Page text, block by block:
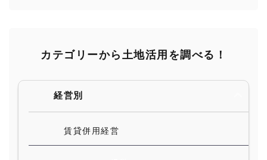
カテゴリーから土地活用を調べる！
経営別
賃貸併用経営